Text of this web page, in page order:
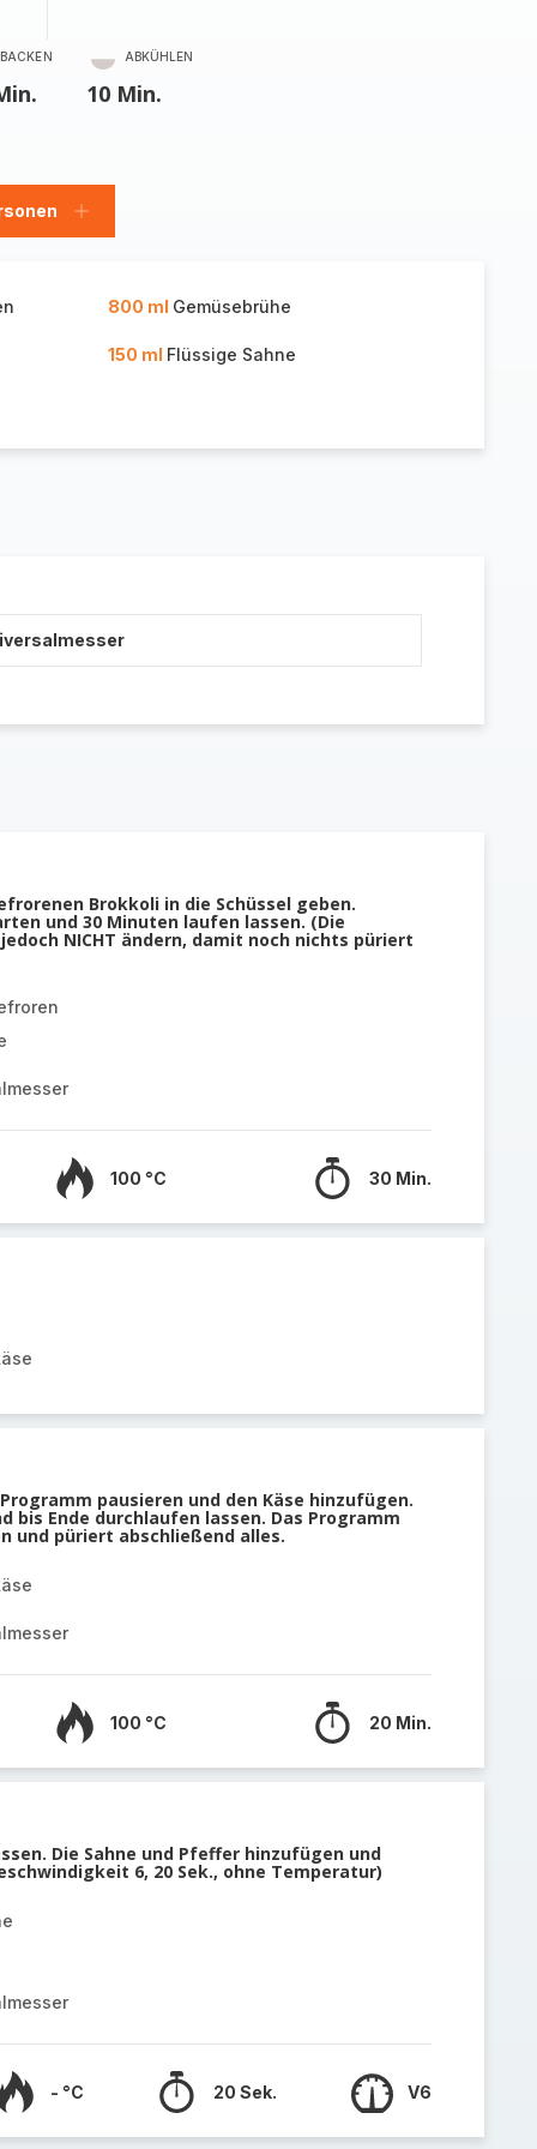
BACKEN ABKÜHLEN
10 Min.
Personen
800 ml Gemüsebrühe
150 ml Flüssige Sahne
Brokkoli in die Schüssel geben.
und 30 Minuten laufen lassen. (Die
NICHT ändern, damit noch nichts püriert
100 °C 30 Min.
pausieren und den Käse hinzufügen.
bis Ende durchlaufen lassen. Das Programm
und püriert abschließend alles.
100 °C 20 Min.
Die Sahne und Pfeffer hinzufügen und
6, 20 Sek., ohne Temperatur)
- °C 20 Sek. V6